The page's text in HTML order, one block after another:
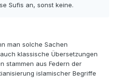
Sufis an, sonst keine.
man solche Sachen
klassische Übersetzungen
stammen aus Federn der
islamischer Begriffe